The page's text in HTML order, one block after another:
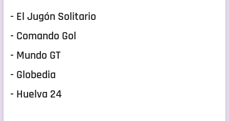
- El Jugón Solitario
- Comando Gol
- Mundo GT
- Globedia
- Huelva 24